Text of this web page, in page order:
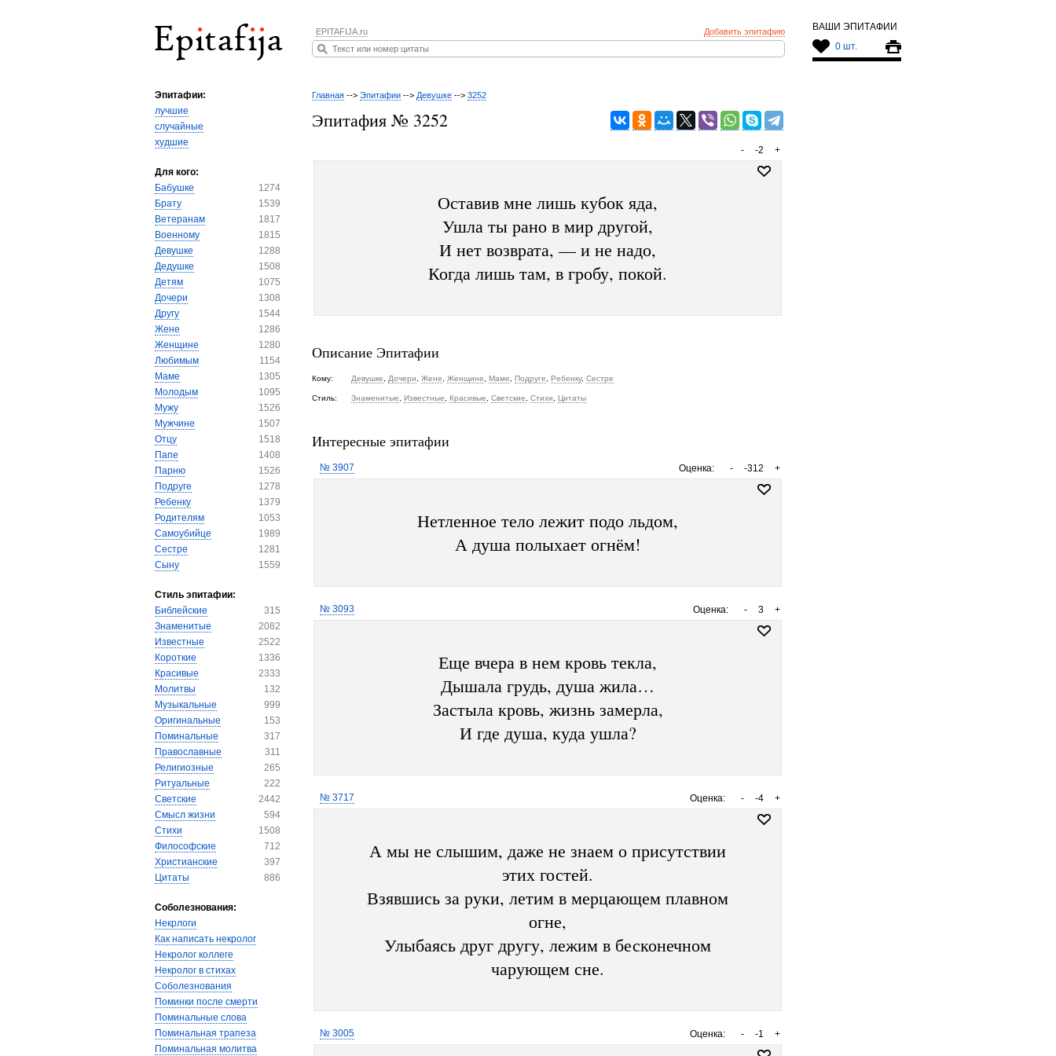
ВАШИ ЭПИТАФИИ
0 шт.
Добавить эпитафию
EPITAFIJA.ru
Эпитафии:
лучшие
случайные
худшие
Для кого:
Бабушке
1274
Брату
1539
Ветеранам
1817
Военному
1815
Девушке
1288
Дедушке
1508
Детям
1075
Дочери
1308
Другу
1544
Жене
1286
Женщине
1280
Любимым
1154
Маме
1305
Молодым
1095
Мужу
1526
Мужчине
1507
Отцу
1518
Папе
1408
Парню
1526
Подруге
1278
Ребенку
1379
Родителям
1053
Самоубийце
1989
Сестре
1281
Сыну
1559
Стиль эпитафии:
Библейские
315
Знаменитые
2082
Известные
2522
Короткие
1336
Красивые
2333
Молитвы
132
Музыкальные
999
Оригинальные
153
Поминальные
317
Православные
311
Религиозные
265
Ритуальные
222
Светские
2442
Смысл жизни
594
Стихи
1508
Философские
712
Христианские
397
Цитаты
886
Соболезнования:
Некрлоги
Как написать некролог
Некролог коллеге
Некролог в стихах
Соболезнования
Поминки после смерти
Поминальные слова
Поминальная трапеза
Поминальная молитва
Главная --> Эпитафии --> Девушке --> 3252
Эпитафия № 3252
+
-2
-
Оставив мне лишь кубок яда,
Ушла ты рано в мир другой,
И нет возврата, — и не надо,
Когда лишь там, в гробу, покой.
Описание Эпитафии
Кому: Девушке Дочери Жене Женщине Маме Подруге Ребенку, Сестре
Стиль: Знаменитые Известные Красивые Светские Стихи Цитаты
Интересные эпитафии
Оценка: +
-312
-
№ 3907
Нетленное тело лежит подо льдом,
А душа полыхает огнём!
Оценка: +
3
-
№ 3093
Еще вчера в нем кровь текла,
Дышала грудь, душа жила…
Застыла кровь, жизнь замерла,
И где душа, куда ушла?
Оценка: +
-4
-
№ 3717
А мы не слышим, даже не знаем о присутствии
этих гостей.
Взявшись за руки, летим в мерцающем плавном
огне,
Улыбаясь друг другу, лежим в бесконечном
чарующем сне.
Оценка: +
-1
-
№ 3005